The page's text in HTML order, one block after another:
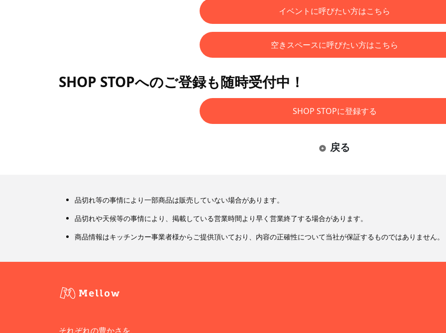
イベントに呼びたい方はこちら
空きスペースに呼びたい方はこちら
SHOP STOPへのご登録も随時受付中！
SHOP STOPに登録する
戻る
品切れ等の事情により一部商品は販売していない場合があります。
品切れや天候等の事情により、掲載している営業時間より早く営業終了する場合があります。
商品情報はキッチンカー事業者様からご提供頂いており、内容の正確性について当社が保証するものではありません。
それぞれの豊かさを、